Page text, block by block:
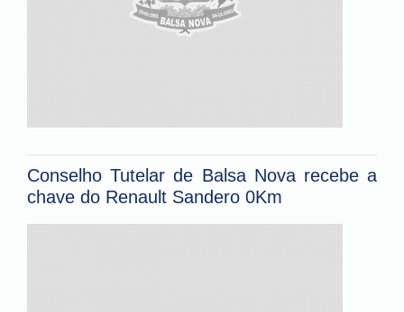
Conselho Tutelar de Balsa Nova recebe a
chave do Renault Sandero 0Km